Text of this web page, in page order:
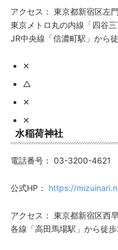
アクセス： 東京都新宿区左
東京メトロ丸の内線「四谷
JR中央線「信濃町駅」から
✕
△
✕
✕
水稲荷神社
電話番号： 03-3200-4621
公式HP： https://
アクセス： 東京都新宿区西
各線「高田馬場駅」から徒